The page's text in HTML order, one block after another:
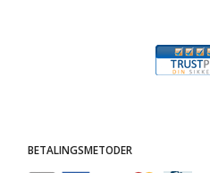
BETALINGSMETODER